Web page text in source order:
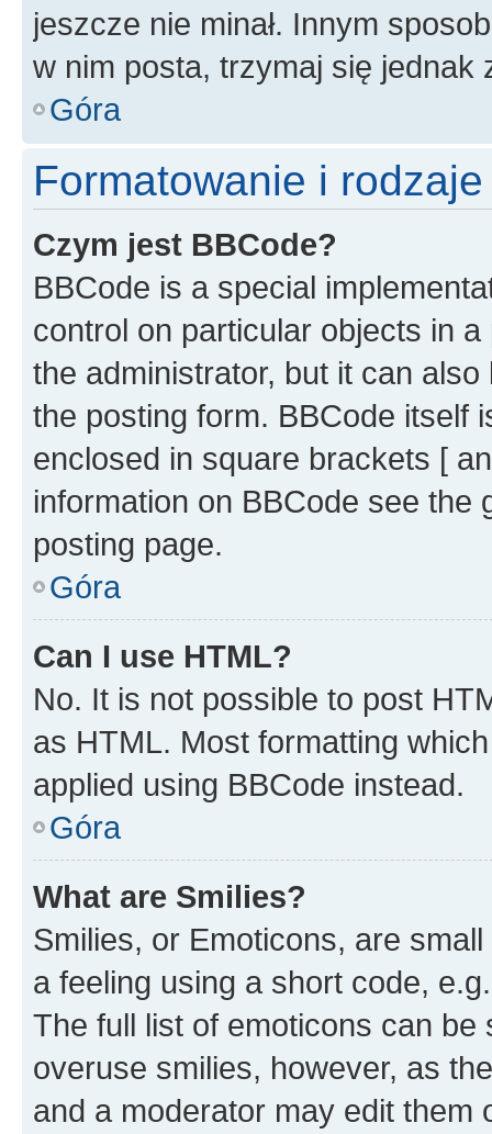
jeszcze nie minał. Innym
w nim posta, trzymaj się jednak
Góra
Formatowanie i
Czym jest BBCode?
BBCode is a special
control on particular objects in
the administrator, but it can
the posting form. BBCode itself
enclosed in square brackets [
information on BBCode see
posting page.
Góra
Can I use HTML?
No. It is not possible to post
as HTML. Most formatting
applied using BBCode instead.
Góra
What are Smilies?
Smilies, or Emoticons, are
a feeling using a short code,
The full list of emoticons can
overuse smilies, however, as
and a moderator may edit them